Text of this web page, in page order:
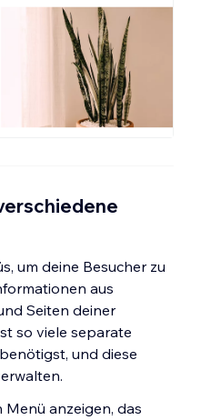
um deine Besucher zu
aus
Seiten deiner
so viele separate
und diese
Menü anzeigen, das